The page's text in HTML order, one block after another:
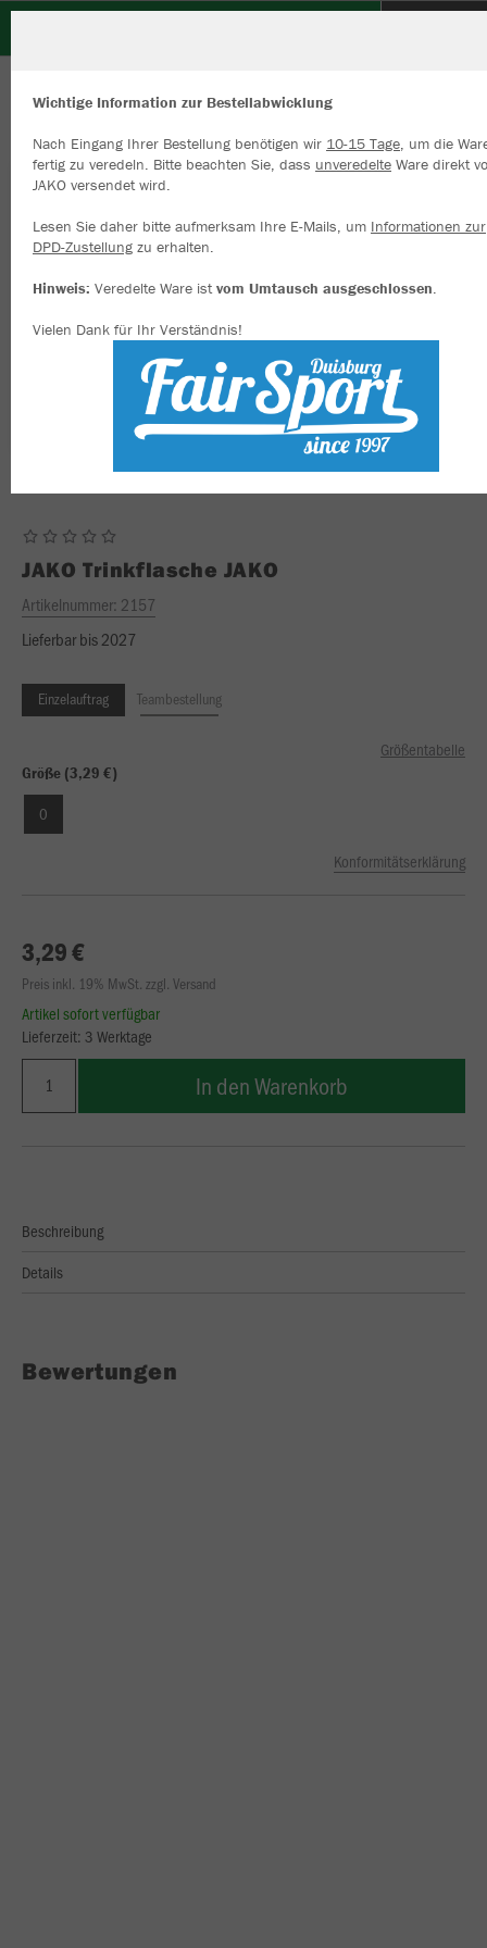
JAKO Trinkflasche JAKO
Artikelnummer: 2157
Lieferbar bis 2027
Einzelauftrag Teambestellung
Größentabelle
Größe (3,29 €)
0
Konformitätserklärung
3,29 €
Preis inkl. 19% MwSt. zzgl. Versand
Artikel sofort verfügbar
Lieferzeit: 3 Werktage
In den Warenkorb
Beschreibung
Details
Bewertungen
Wichtige Information zur Bestellabwicklung
Nach Eingang Ihrer Bestellung benötigen wir 10-15 Tage, um die
fertig zu veredeln. Bitte beachten Sie, dass unveredelte Ware direkt
JAKO versendet wird.
Lesen Sie daher bitte aufmerksam Ihre E-Mails, um Informationen zur
DPD-Zustellung zu erhalten.
Hinweis: Veredelte Ware istvom Umtausch ausgeschlossen.
Vielen Dank für Ihr Verständnis!
Wir verwenden Cookies
Inhalte anzeigen und unsere Website verbessern. Weitere
zu den Cookies findest Du in den Einstellungen.
Alle akzeptieren
Alle ablehnen
mehr Infos
Datenschutz
Impressum